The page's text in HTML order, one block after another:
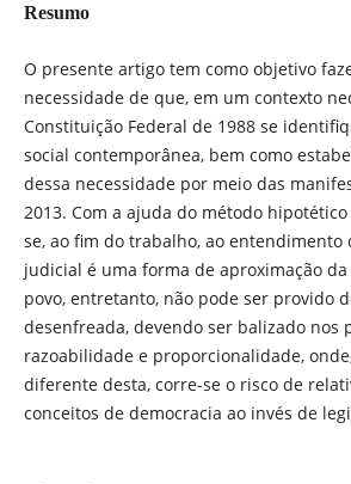
Resumo
O presente artigo tem como objetivo
necessidade de que, em um contexto
Constituição Federal de 1988 se
social contemporânea, bem como
dessa necessidade por meio das
2013. Com a ajuda do método
se, ao fim do trabalho, ao entendimento
judicial é uma forma de aproximação
povo, entretanto, não pode ser provido
desenfreada, devendo ser balizado nos
razoabilidade e proporcionalidade,
diferente desta, corre-se o risco de
conceitos de democracia ao invés de